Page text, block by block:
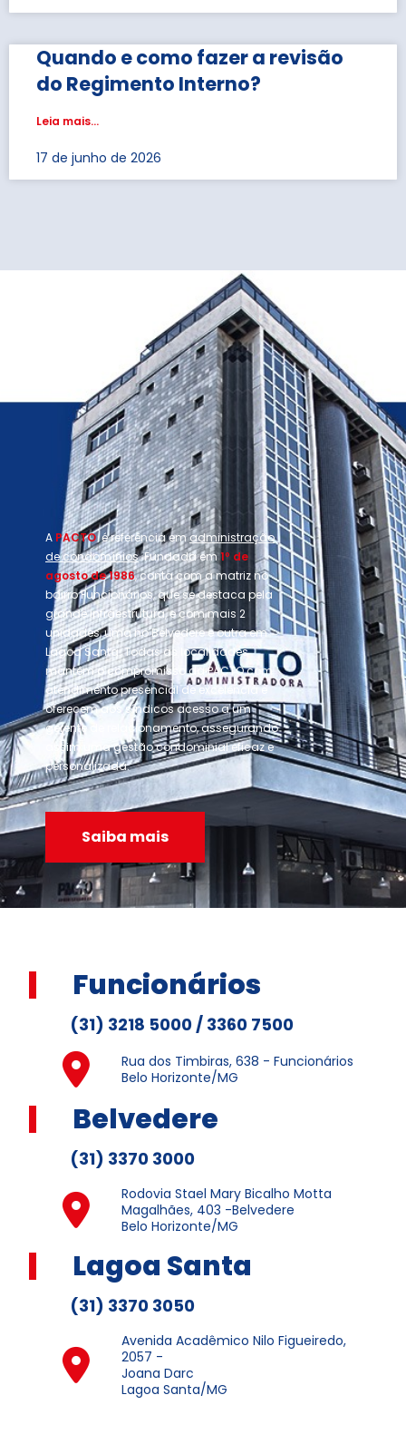
Quando e como fazer a revisão
do Regimento Interno?
Leia mais...
17 de junho de 2026
A PACTOé referência emadministração
de condomínios. Fundada em1º de
agosto de 1986, conta com a matriz no
bairro Funcionários, que se destaca pela
grande infraestrutura, e com mais 2
unidades, uma no Belvedere e outra em
Lagoa Santa. Todas as localidades
mantêm o compromisso da PACTO com
atendimento presencial de excelência e
oferecem aos síndicos acesso a um
gerente de relacionamento, assegurando
assim uma gestão condominial eficaz e
personalizada.
Saiba mais
Funcionários
(31) 3218 5000 / 3360 7500
Rua dos Timbiras, 638 - Funcionários
Belo Horizonte/MG
Belvedere
(31) 3370 3000
Rodovia Stael Mary Bicalho Motta
Magalhães, 403 -Belvedere
Belo Horizonte/MG
Lagoa Santa
(31) 3370 3050
Avenida Acadêmico Nilo Figueiredo,
2057 -
Joana Darc
Lagoa Santa/MG